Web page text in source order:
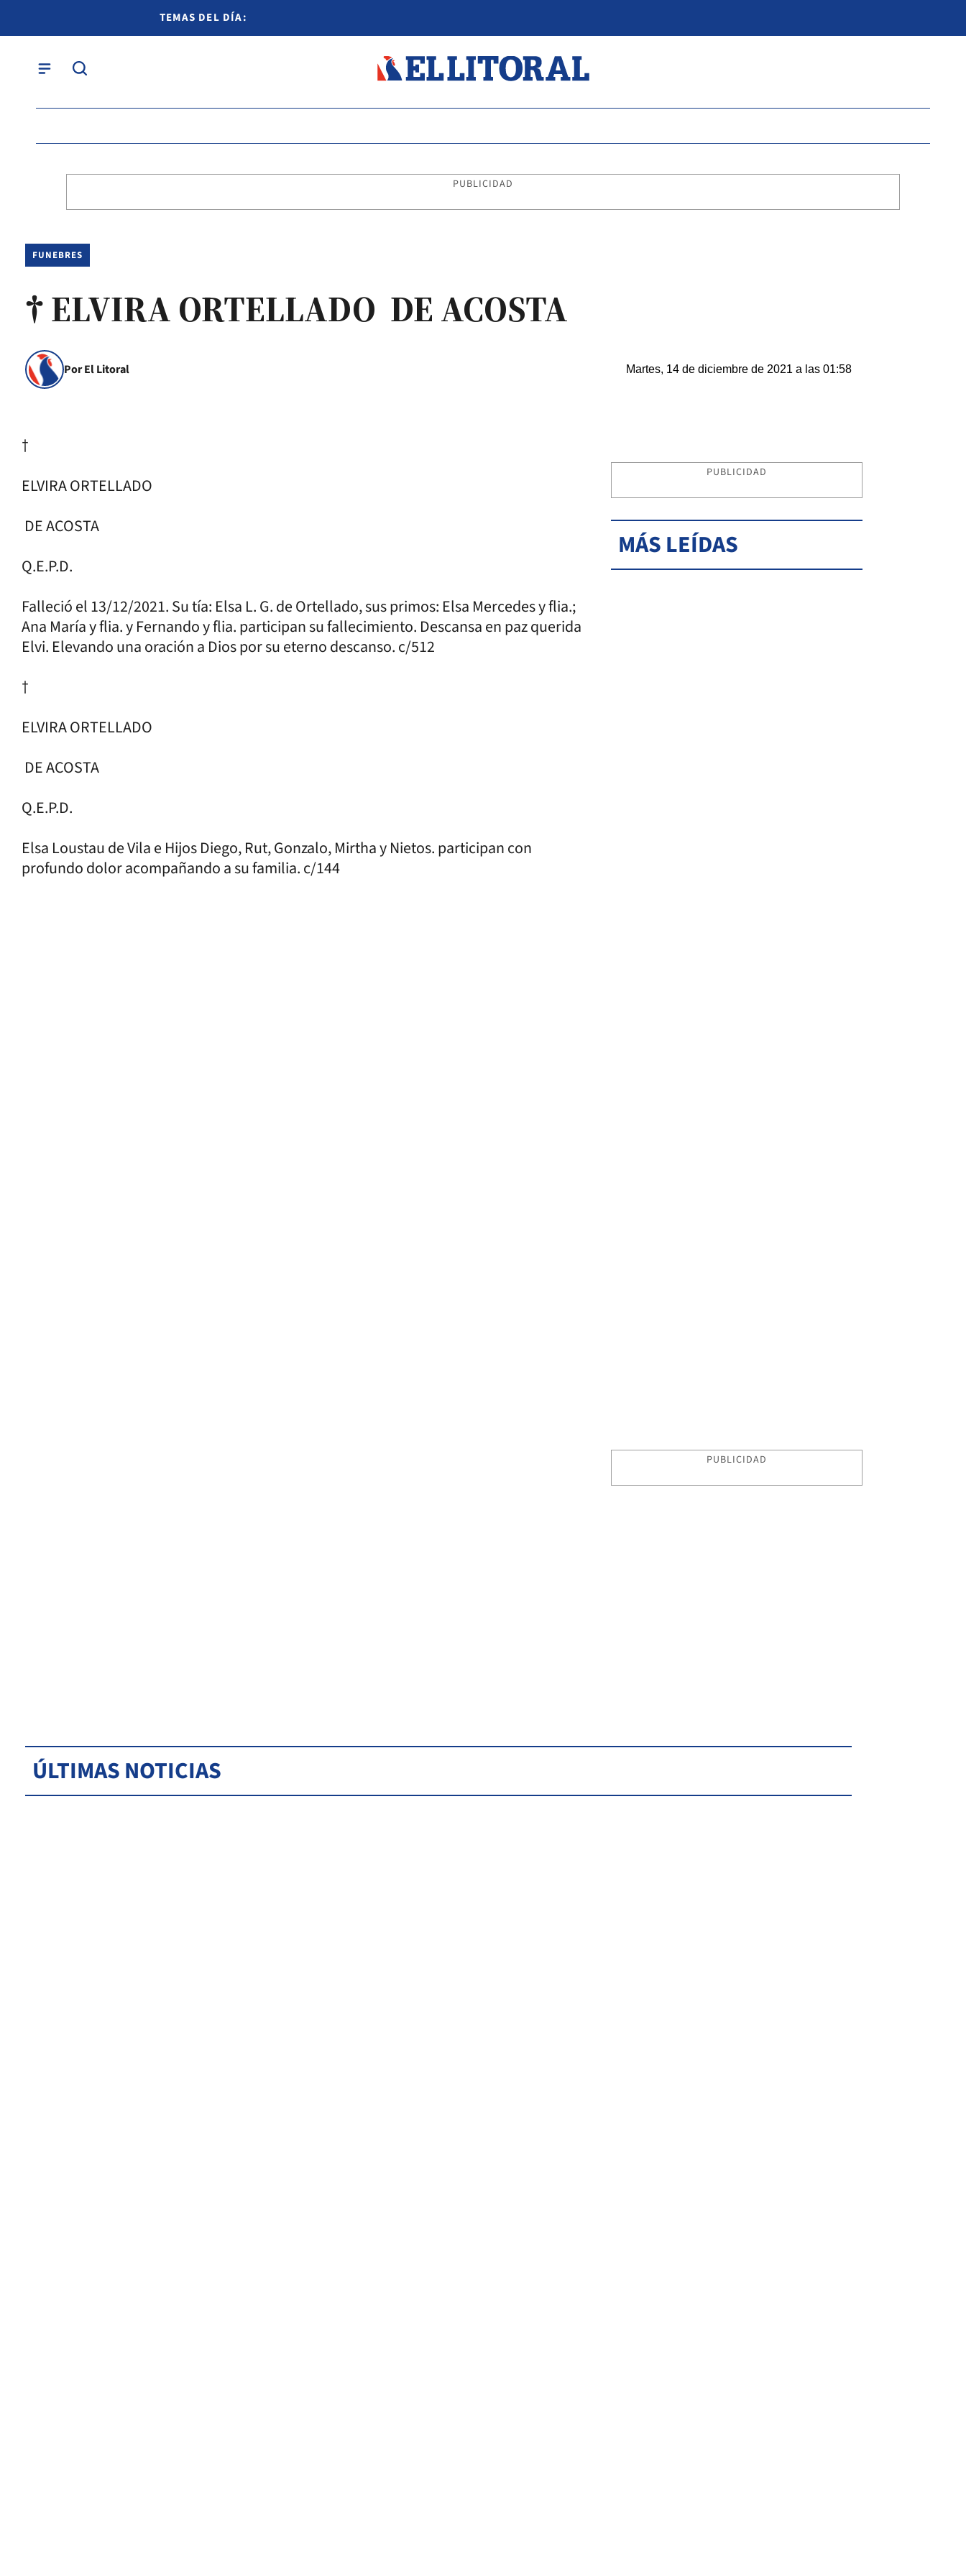
TEMAS DEL DÍA:
PUBLICIDAD
FUNEBRES
† ELVIRA ORTELLADO DE ACOSTA
Por El Litoral Martes, 14 de diciembre de 2021 a las 01:58
†
ELVIRA ORTELLADO
DE ACOSTA
Q.E.P.D.
Falleció el 13/12/2021. Su tía: Elsa L. G. de Ortellado, sus primos: Elsa Mercedes y flia.;
Ana María y flia. y Fernando y flia. participan su fallecimiento. Descansa en paz querida
Elvi. Elevando una oración a Dios por su eterno descanso. c/512
†
ELVIRA ORTELLADO
DE ACOSTA
Q.E.P.D.
Elsa Loustau de Vila e Hijos Diego, Rut, Gonzalo, Mirtha y Nietos. participan con
profundo dolor acompañando a su familia. c/144
PUBLICIDAD
MÁS LEÍDAS
PUBLICIDAD
ÚLTIMAS NOTICIAS